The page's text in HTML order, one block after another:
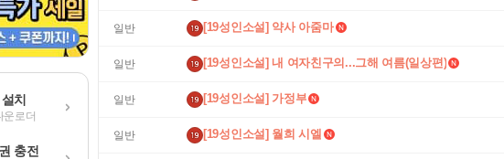
치
운로더
충전
일반 [19성인소설] 약사 아줌마
일반 [19성인소설] 내 여자친구의...그해 여름(일상편)
일반 [19성인소설] 가정부
일반 [19성인소설] 월희 시엘